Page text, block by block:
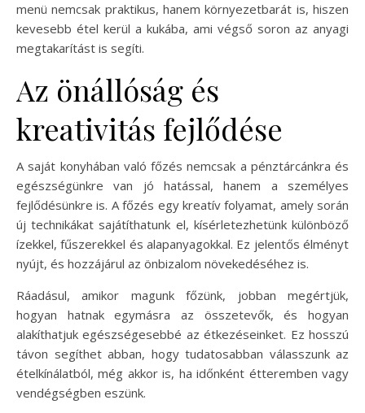
menü nemcsak praktikus, hanem környezetbarát is, hiszen
kevesebb étel kerül a kukába, ami végső soron az anyagi
megtakarítást is segíti.
Az önállóság és
kreativitás fejlődése
A saját konyhában való főzés nemcsak a pénztárcánkra és
egészségünkre van jó hatással, hanem a személyes
fejlődésünkre is. A főzés egy kreatív folyamat, amely során
új technikákat sajátíthatunk el, kísérletezhetünk különböző
ízekkel, fűszerekkel és alapanyagokkal. Ez jelentős élményt
nyújt, és hozzájárul az önbizalom növekedéséhez is.
Ráadásul, amikor magunk főzünk, jobban megértjük,
hogyan hatnak egymásra az összetevők, és hogyan
alakíthatjuk egészségesebbé az étkezéseinket. Ez hosszú
távon segíthet abban, hogy tudatosabban válasszunk az
ételkínálatból, még akkor is, ha időnként étteremben vagy
vendégségben eszünk.